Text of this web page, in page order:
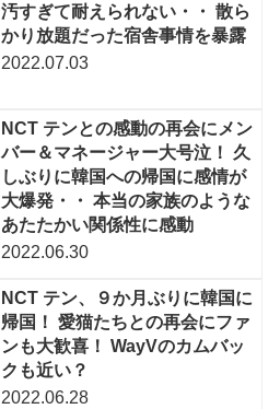
汚すぎて耐えられない・・ 散ら
かり放題だった宿舎事情を暴露
2022.07.03
NCT テンとの感動の再会にメン
バー＆マネージャー大号泣！ 久
しぶりに韓国への帰国に感情が
大爆発・・ 本当の家族のような
あたたかい関係性に感動
2022.06.30
NCT テン、９か月ぶりに韓国に
帰国！ 愛猫たちとの再会にファ
ンも大歓喜！ WayVのカムバッ
クも近い？
2022.06.28